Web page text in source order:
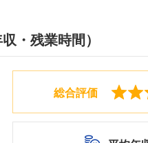
・残業時間）
総合評価